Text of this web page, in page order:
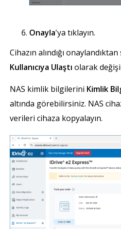
Onayla'ya tıklayın.
Cihazın alındığı
Kullanıcıya Ulaştı olarak
NAS kimlik bilgilerini Kimlik
altında görebilirsiniz. NAS
verileri cihaza kopyalayın.